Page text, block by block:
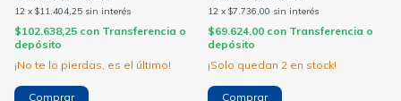
12 x $11.404,25 sin interés
$102.638,25 con Transferencia o
depósito
¡No te lo pierdas, es el último!
12 x $7.736,00 sin interés
$69.624,00 con Transferencia o
depósito
¡Solo quedan 2 en stock!